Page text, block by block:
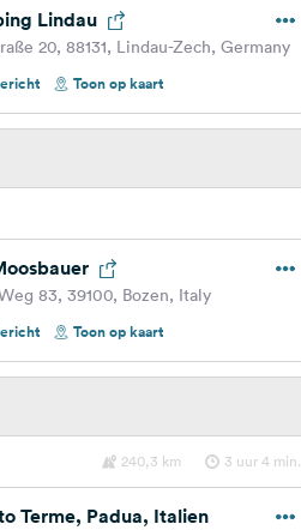
Lindau
20, 88131, Lindau-Zech, Germany
Toon op kaart
83, 39100, Bozen, Italy
Toon op kaart
240,3 km 3 uur 4 min.
Terme, Padua, Italien